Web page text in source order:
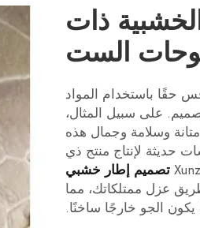
ذات
الست
المكونة من 6 لوحات يتنافس حقًا باستخدام المواد
على سبيل المثال،
وسلامة وجمال هذه
حديثة لإنتاج منتج ذي
تصميم إطار خشبي
عزل ممتلكاتك، مما
يكون الجو خارجًا ساخنًا.